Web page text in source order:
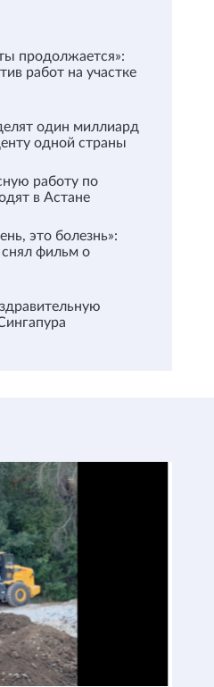
продолжается»:
работ на участке
один миллиард
одной страны
работу по
в Астане
это болезнь»:
снял фильм о